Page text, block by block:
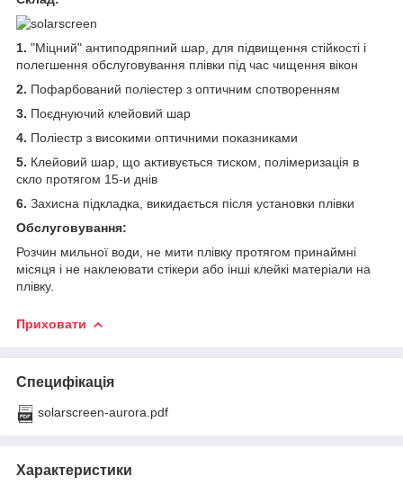
1. "Міцний" антиподряпний шар, для підвищення стійкості і
полегшення обслуговування плівки під час чищення вікон
2. Пофарбований поліестер з оптичним спотворенням
3. Поєднуючий клейовий шар
4. Поліестр з високими оптичними показниками
5. Клейовий шар, що активується тиском, полімеризація в
скло протягом 15-и днів
6. Захисна підкладка, викидається після установки плівки
Обслуговування:
Розчин мильної води, не мити плівку протягом принаймні
місяця і не наклеювати стікери або інші клейкі матеріали на
плівку.
Приховати
Специфікація
solarscreen-aurora.pdf
Характеристики